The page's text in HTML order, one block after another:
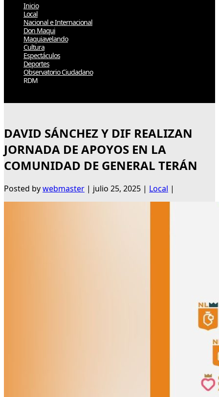
Inicio
Local
Nacional e Internacional
Don Maqui
Maquiavelando
Cultura
Espectáculos
Deportes
Observatorio Ciudadano
RDM
DAVID SÁNCHEZ Y DIF REALIZAN
JORNADA DE APOYOS EN LA
COMUNIDAD DE GENERAL TERÁN
Posted bywebmaster | julio 25, 2025 | Local |